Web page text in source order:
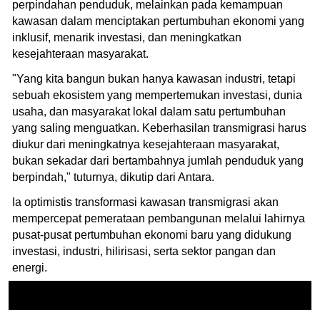
perpindahan penduduk, melainkan pada kemampuan
kawasan dalam menciptakan pertumbuhan ekonomi yang
inklusif, menarik investasi, dan meningkatkan
kesejahteraan masyarakat.
"Yang kita bangun bukan hanya kawasan industri, tetapi
sebuah ekosistem yang mempertemukan investasi, dunia
usaha, dan masyarakat lokal dalam satu pertumbuhan
yang saling menguatkan. Keberhasilan transmigrasi harus
diukur dari meningkatnya kesejahteraan masyarakat,
bukan sekadar dari bertambahnya jumlah penduduk yang
berpindah," tuturnya, dikutip dari Antara.
Ia optimistis transformasi kawasan transmigrasi akan
mempercepat pemerataan pembangunan melalui lahirnya
pusat-pusat pertumbuhan ekonomi baru yang didukung
investasi, industri, hilirisasi, serta sektor pangan dan
energi.